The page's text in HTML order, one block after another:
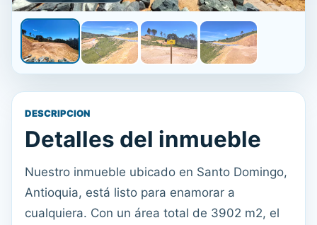
DESCRIPCION
Detalles del inmueble
Nuestro inmueble ubicado en Santo Domingo,
Antioquia, está listo para enamorar a
cualquiera. Con un área total de 3902 m2, el